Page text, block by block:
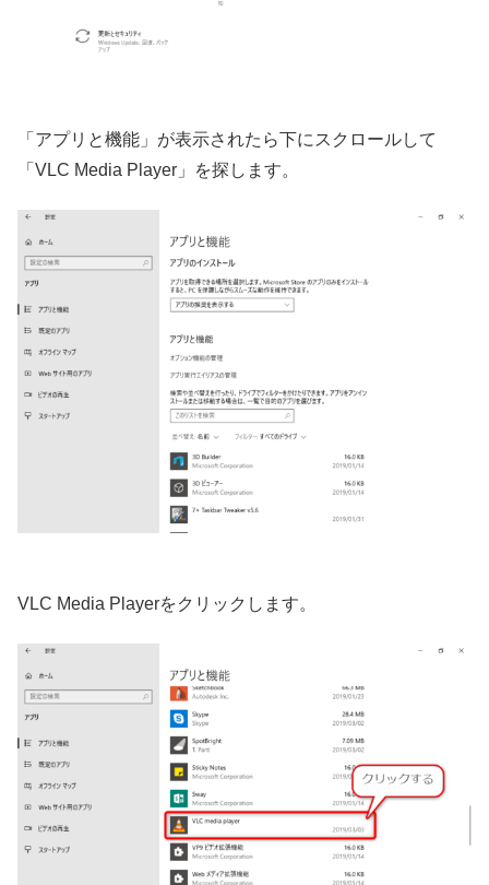
「アプリと機能」が表示されたら下にスクロールして
「VLC Media Player」を探します。
VLC Media Playerをクリックします。